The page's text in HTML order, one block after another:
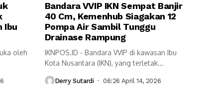
Ibu
oleh
Bandara VVIP IKN Sempat Banjir
40 Cm, Kemenhub Siagakan 12
Pompa Air Sambil Tunggu
Drainase Rampung
IKNPOS.ID - Bandara VVIP di kawasan Ibu
Kota Nusantara (IKN), yang terletak...
Derry Sutardi 06:26 April 14, 2026